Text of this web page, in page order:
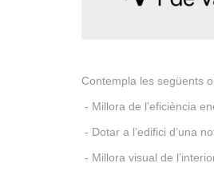
Contempla les següents
- Millora de l’eficiència
- Dotar a l’edifici d’una
- Millora visual de